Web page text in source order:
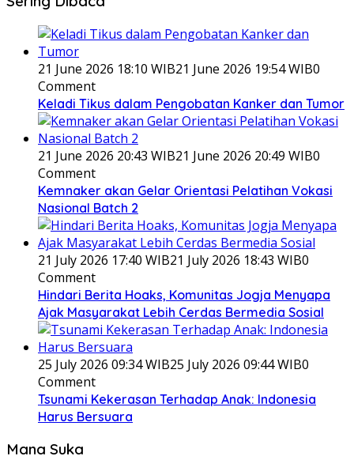
21 June 2026 18:10 WIB21 June 2026 19:54 WIB0
Comment
Keladi Tikus dalam Pengobatan Kanker dan Tumor
21 June 2026 20:43 WIB21 June 2026 20:49 WIB0
Comment
Kemnaker akan Gelar Orientasi Pelatihan Vokasi
Nasional Batch 2
21 July 2026 17:40 WIB21 July 2026 18:43 WIB0
Comment
Hindari Berita Hoaks, Komunitas Jogja Menyapa
Ajak Masyarakat Lebih Cerdas Bermedia Sosial
25 July 2026 09:34 WIB25 July 2026 09:44 WIB0
Comment
Tsunami Kekerasan Terhadap Anak: Indonesia
Harus Bersuara
Mana Suka